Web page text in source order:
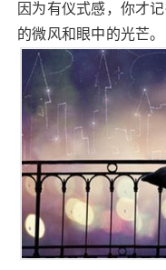
因为有仪式感，你才
的微风和眼中的光芒。